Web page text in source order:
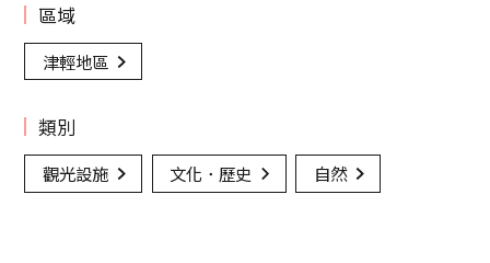
區域
津輕地區
類別
觀光設施 文化．歷史 自然